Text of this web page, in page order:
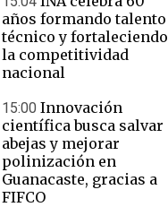
años formando talento
técnico y fortaleciendo
la competitividad
nacional
15:00 Innovación
científica busca salvar
abejas y mejorar
polinización en
Guanacaste, gracias a
FIFCO